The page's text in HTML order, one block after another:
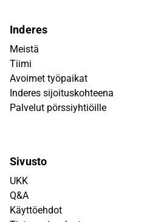
Inderes
Meistä
Tiimi
Avoimet työpaikat
Inderes sijoituskohteena
Palvelut pörssiyhtiöille
Sivusto
UKK
Q&A
Käyttöehdot